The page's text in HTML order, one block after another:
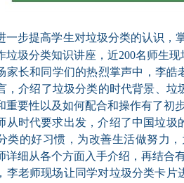
一步提高学生对垃圾分类的认识，
垃圾分类知识讲座，近200名师生现
家长和同学们的热烈掌声中 ，李皓
，介绍了垃圾分类的时代背景、垃
重要性以及如何配合和操作有了初
从时代要求出发，介绍了中国垃
类的好习惯，为改善生活做努力
详细从各个方面入手介绍，再结合
李老师现场让同学对垃圾分类卡片